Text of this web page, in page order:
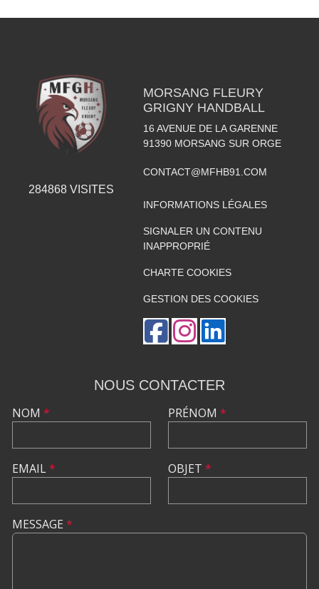
284868 VISITES
MORSANG FLEURY
GRIGNY HANDBALL
16 AVENUE DE LA GARENNE
91390 MORSANG SUR ORGE
CONTACT@MFHB91.COM
INFORMATIONS LÉGALES
SIGNALER UN CONTENU
INAPPROPRIÉ
CHARTE COOKIES
GESTION DES COOKIES
NOUS CONTACTER
NOM *
EMAIL*
PRÉNOM *
OBJET *
MESSAGE *